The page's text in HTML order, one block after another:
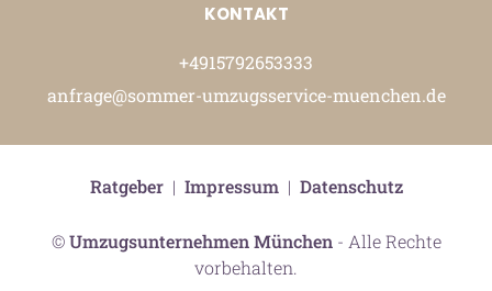
KONTAKT
+4915792653333
anfrage@sommer-umzugsservice-muenchen.de
©Umzugsunternehmen München- Alle Rechte
vorbehalten.
Ratgeber| Impressum| Datenschutz